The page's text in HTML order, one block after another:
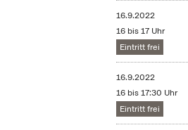
16.9.2022
16 bis 17 Uhr
Eintritt frei
16.9.2022
16 bis 17:30 Uhr
Eintritt frei